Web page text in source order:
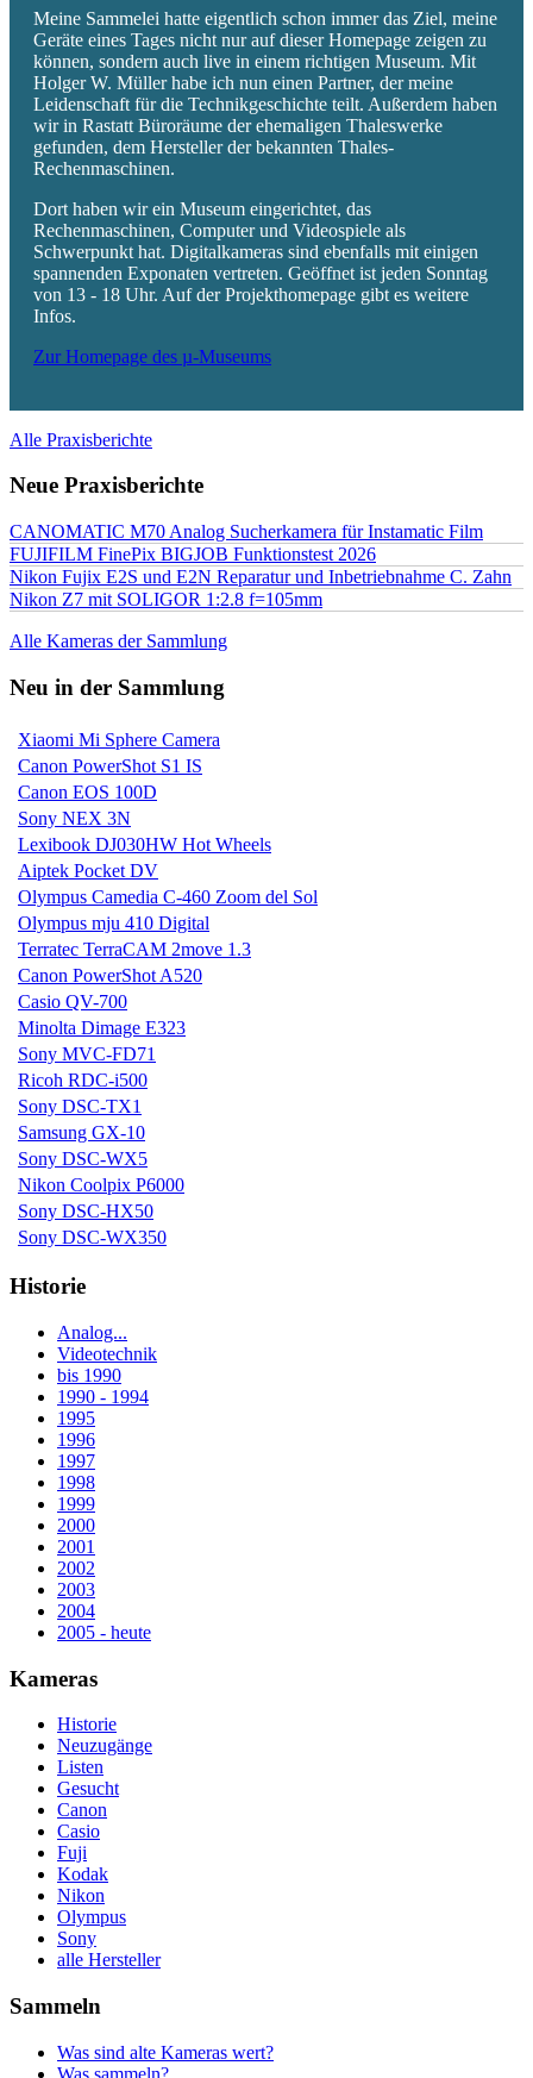
Meine Sammelei hatte eigentlich schon immer das Ziel, meine
Geräte eines Tages nicht nur auf dieser Homepage zeigen zu
können, sondern auch live in einem richtigen Museum. Mit
Holger W. Müller habe ich nun einen Partner, der meine
Leidenschaft für die Technikgeschichte teilt. Außerdem haben
wir in Rastatt Büroräume der ehemaligen Thaleswerke
gefunden, dem Hersteller der bekannten Thales-
Rechenmaschinen.
Dort haben wir ein Museum eingerichtet, das
Rechenmaschinen, Computer und Videospiele als
Schwerpunkt hat. Digitalkameras sind ebenfalls mit einigen
spannenden Exponaten vertreten. Geöffnet ist jeden Sonntag
von 13 - 18 Uhr. Auf der Projekthomepage gibt es weitere
Infos.
Zur Homepage des µ-Museums
Alle Praxisberichte
Neue Praxisberichte
CANOMATIC M70 Analog Sucherkamera für Instamatic Film
FUJIFILM FinePix BIGJOB Funktionstest 2026
Nikon Fujix E2S und E2N Reparatur und Inbetriebnahme C. Zahn
Nikon Z7 mit SOLIGOR 1:2.8 f=105mm
Alle Kameras der Sammlung
Neu in der Sammlung
Xiaomi Mi Sphere Camera
Canon PowerShot S1 IS
Canon EOS 100D
Sony NEX 3N
Lexibook DJ030HW Hot Wheels
Aiptek Pocket DV
Olympus Camedia C-460 Zoom del Sol
Olympus mju 410 Digital
Terratec TerraCAM 2move 1.3
Canon PowerShot A520
Casio QV-700
Minolta Dimage E323
Sony MVC-FD71
Ricoh RDC-i500
Sony DSC-TX1
Samsung GX-10
Sony DSC-WX5
Nikon Coolpix P6000
Sony DSC-HX50
Sony DSC-WX350
Historie
Analog...
Videotechnik
bis 1990
1990 - 1994
1995
1996
1997
1998
1999
2000
2001
2002
2003
2004
2005 - heute
Kameras
Historie
Neuzugänge
Listen
Gesucht
Canon
Casio
Fuji
Kodak
Nikon
Olympus
Sony
alle Hersteller
Sammeln
Was sind alte Kameras wert?
Was sammeln?